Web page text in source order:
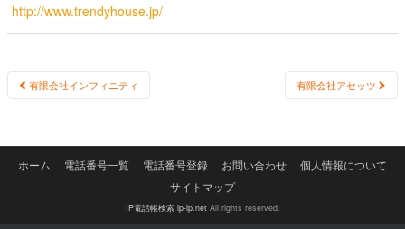
http://www.trendyhouse.jp/
Post
有限会社インフィニティ 有限会社アセッツ
ホーム 電話番号一覧 電話番号登録 お問い合わせ
個人情報について
サイトマップ
IP電話帳検索 ip-ip.netAll rights reserved.